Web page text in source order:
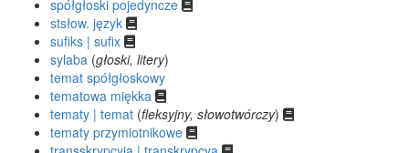
spółgłoski pojedyncze
stsłow. język
sufiks | sufix
sylaba (głoski, litery)
temat spółgłoskowy
tematowa miękka
tematy | temat (fleksyjny, słowotwórczy)
tematy przymiotnikowe